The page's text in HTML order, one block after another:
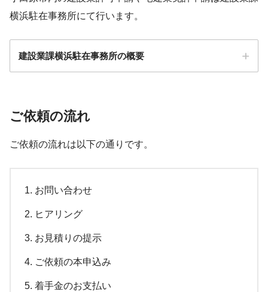
〒254-0082 神奈川県平塚市東豊田３６９−１０
湘南自動車検査登録事務所の公式サイト
〒254-0082 神奈川県平塚市東豊田３６９−１３
軽自動車検査協会 神奈川事務所湘南支所の公式サイ
横浜駐在事務所にて行います。
建設業課横浜駐在事務所の概要
ご依頼の流れ
ご依頼の流れは以下の通りです。
お問い合わせ
ヒアリング
お見積りの提示
ご依頼の本申込み
着手金のお支払い